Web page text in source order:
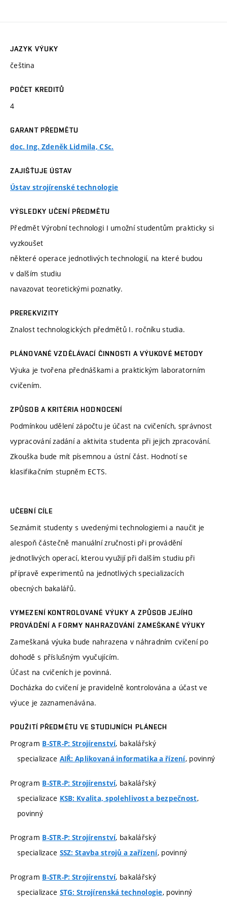
JAZYK VÝUKY
čeština
POČET KREDITŮ
4
GARANT PŘEDMĚTU
doc. Ing. Zdeněk Lidmila, CSc.
ZAJIŠŤUJE ÚSTAV
Ústav strojírenské technologie
VÝSLEDKY UČENÍ PŘEDMĚTU
Předmět Výrobní technologi I umožní studentům prakticky si
vyzkoušet
některé operace jednotlivých technologií, na které budou
v dalším studiu
navazovat teoretickými poznatky.
PREREKVIZITY
Znalost technologických předmětů I. ročníku studia.
PLÁNOVANÉ VZDĚLÁVACÍ ČINNOSTI A VÝUKOVÉ METODY
Výuka je tvořena přednáškami a praktickým laboratorním
cvičením.
ZPŮSOB A KRITÉRIA HODNOCENÍ
Podmínkou udělení zápočtu je účast na cvičeních, správnost
vypracování zadání a aktivita studenta při jejich zpracování.
Zkouška bude mít písemnou a ústní část. Hodnotí se
klasifikačním stupněm ECTS.
UČEBNÍ CÍLE
Seznámit studenty s uvedenými technologiemi a naučit je
alespoň částečně manuální zručnosti při provádění
jednotlivých operací, kterou využijí při dalším studiu při
přípravě experimentů na jednotlivých specializacích
obecných bakalářů.
VYMEZENÍ KONTROLOVANÉ VÝUKY A ZPŮSOB JEJÍHO
PROVÁDĚNÍ A FORMY NAHRAZOVÁNÍ ZAMEŠKANÉ VÝUKY
Zameškaná výuka bude nahrazena v náhradním cvičení po
dohodě s příslušným vyučujícím.
Účast na cvičeních je povinná.
Docházka do cvičení je pravidelně kontrolována a účast ve
výuce je zaznamenávána.
POUŽITÍ PŘEDMĚTU VE STUDIJNÍCH PLÁNECH
Program B-STR-P: Strojírenství, bakalářský
specializace AIŘ: Aplikovaná informatika a řízení, povinný
Program B-STR-P: Strojírenství, bakalářský
specializace KSB: Kvalita, spolehlivost a bezpečnost,
povinný
Program B-STR-P: Strojírenství, bakalářský
specializace SSZ: Stavba strojů a zařízení, povinný
Program B-STR-P: Strojírenství, bakalářský
specializace STG: Strojírenská technologie, povinný